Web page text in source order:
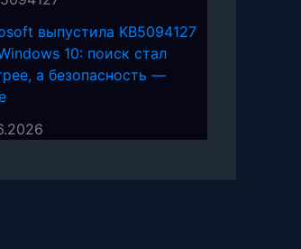
выпустила KB5094127
10: поиск стал
а безопасность —